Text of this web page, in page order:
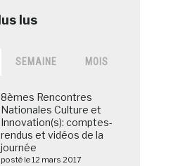
SEMAINE MOIS
8èmes Rencontres
Nationales Culture et
Innovation(s): comptes-
rendus et vidéos de la
journée
posté le 12 mars 2017